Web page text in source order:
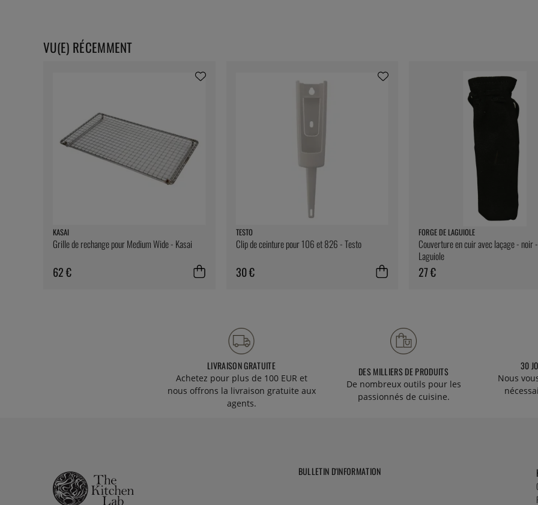
VU(E) RÉCEMMENT
KASAI
Grille de rechange pour Medium Wide - Kasai
62 €
TESTO
Clip de ceinture pour 106 et 826 - Testo
30 €
FORGE DE LAGUIOLE
Couverture en cuir avec laçage - noir
Laguiole
27 €
LIVRAISON GRATUITE
Achetez pour plus de 100 EUR et
nous offrons la livraison gratuite aux
agents.
DES MILLIERS DE PRODUITS
De nombreux outils pour les
passionnés de cuisine.
30
Nous
BULLETIN D'INFORMATION